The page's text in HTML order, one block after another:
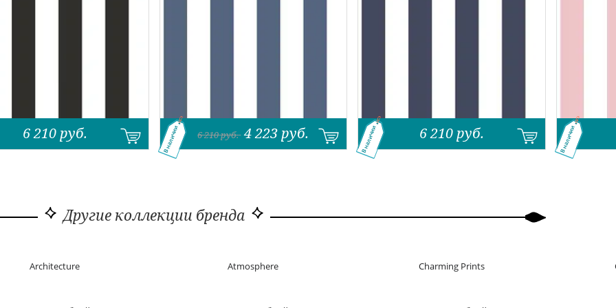
6 210руб. 6 210руб. 4 223руб.
В наличии 6 210руб.
В наличии В наличии
Другие коллекции бренда
Architecture Atmosphere Charming Prints